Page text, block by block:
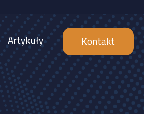
Artykuły Kontakt